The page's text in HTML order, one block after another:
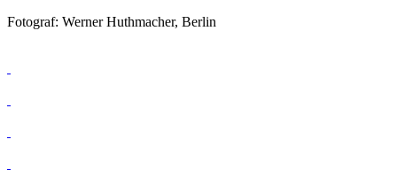
Fotograf: Werner Huthmacher, Berlin